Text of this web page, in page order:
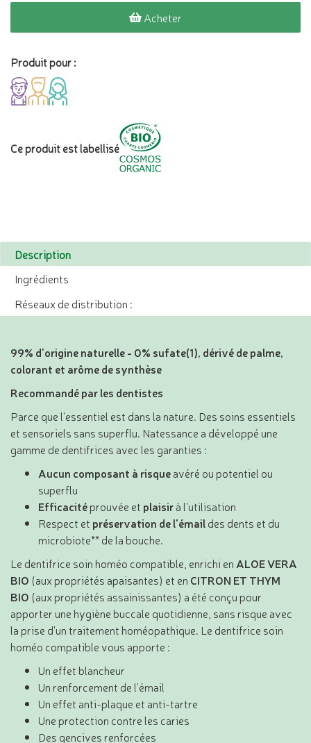
Acheter
Produit pour :
Ce produit est labellisé
Description
Ingrédients
Réseaux de distribution :
99% d'origine naturelle - 0% sufate(1), dérivé de palme,
colorant et arôme de synthèse
Recommandé par les dentistes
Parce que l'essentiel est dans la nature. Des soins essentiels
et sensoriels sans superflu. Natessance a développé une
gamme de dentifrices avec les garanties :
Aucun composant à risqueavéré ou potentiel ou
superflu
Efficacitéprouvée et plaisirà l'utilisation
Respect et préservation de l'émaildes dents et du
microbiote** de la bouche.
Le dentifrice soin homéo compatible, enrichi enALOE VERA
BIO (aux propriétés apaisantes) et en CITRON ET THYM
BIO (aux propriétés assainissantes) a été conçu pour
apporter une hygiène buccale quotidienne, sans risque avec
la prise d'un traitement homéopathique. Le dentifrice soin
homéo compatible vous apporte :
Un effet blancheur
Un renforcement de l'émail
Un effet anti-plaque et anti-tartre
Une protection contre les caries
Des gencives renforcées